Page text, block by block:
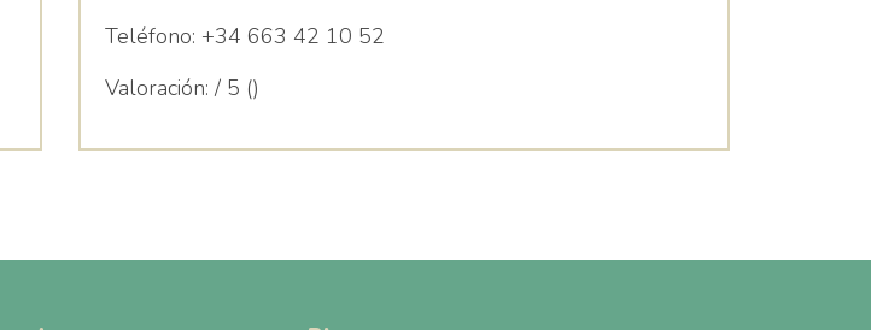
Teléfono: +34 663 42 10 52
Valoración: / 5 ()